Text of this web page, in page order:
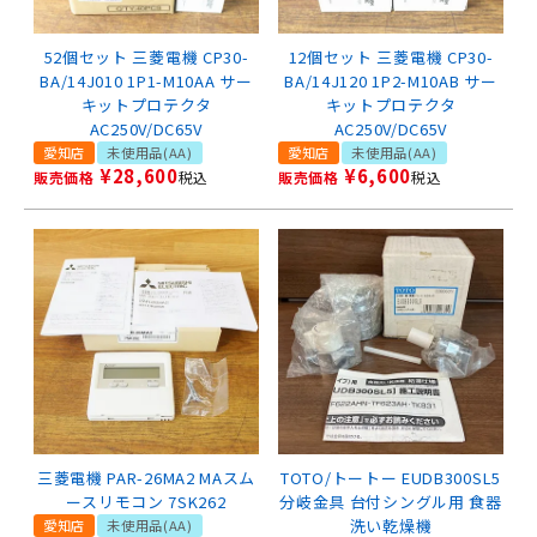
52個セット 三菱電機 CP30-
BA/14J010 1P1-M10AA サー
キットプロテクタ
AC250V/DC65V
愛知店 未使用品(AA)
販売価格 ¥28,600税込
12個セット 三菱電機 CP30-
BA/14J120 1P2-M10AB サー
キットプロテクタ
AC250V/DC65V
愛知店 未使用品(AA)
販売価格 ¥6,600税込
三菱電機 PAR-26MA2 MAスム
ースリモコン 7SK262
愛知店 未使用品(AA)
TOTO/トートー EUDB300SL5
分岐金具 台付シングル用 食器
洗い乾燥機